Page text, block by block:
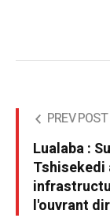
PREV POST
Lualaba :
Tshisekedi
l'ouvrant